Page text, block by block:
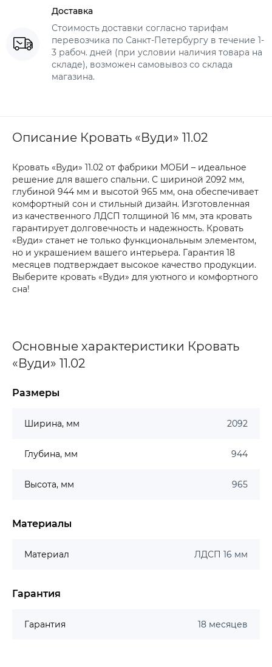
Доставка
Стоимость доставки согласно тарифам
перевозчика по Санкт-Петербургу в течение 1-
3 рабоч. дней (при условии наличия товара на
складе), возможен самовывоз со склада
магазина.
Описание Кровать «Вуди» 11.02
Кровать «Вуди» 11.02 от фабрики МОБИ – идеальное
решение для вашего спальни. С шириной 2092 мм,
глубиной 944 мм и высотой 965 мм, она обеспечивает
комфортный сон и стильный дизайн. Изготовленная
из качественного ЛДСП толщиной 16 мм, эта кровать
гарантирует долговечность и надежность. Кровать
«Вуди» станет не только функциональным элементом,
но и украшением вашего интерьера. Гарантия 18
месяцев подтверждает высокое качество продукции.
Выберите кровать «Вуди» для уютного и комфортного
сна!
Основные характеристики Кровать
«Вуди» 11.02
Размеры
Ширина, мм 2092
Глубина, мм 944
Высота, мм 965
Материалы
Материал ЛДСП 16 мм
Гарантия
Гарантия 18 месяцев